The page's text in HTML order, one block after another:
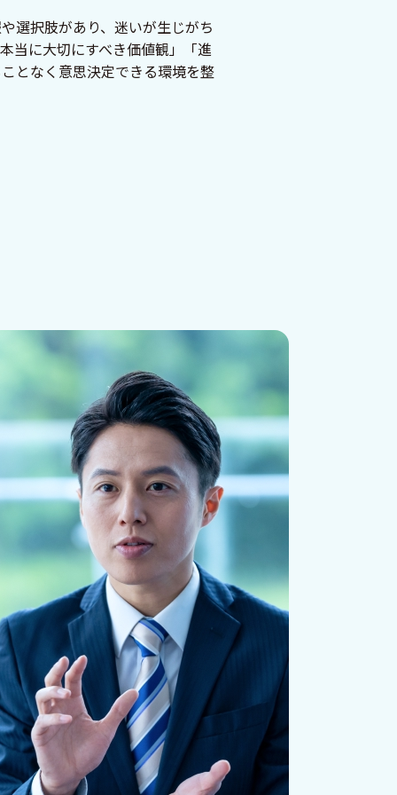
選択肢があり、迷いが生じがち
当に大切にすべき価値観」「進
となく意思決定できる環境を整